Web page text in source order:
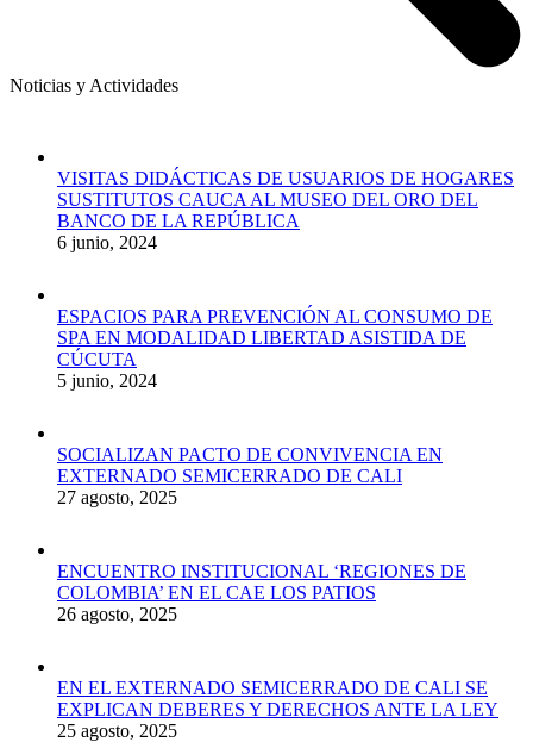
Noticias y Actividades
VISITAS DIDÁCTICAS DE USUARIOS DE HOGARES
SUSTITUTOS CAUCA AL MUSEO DEL ORO DEL
BANCO DE LA REPÚBLICA
6 junio, 2024
ESPACIOS PARA PREVENCIÓN AL CONSUMO DE
SPA EN MODALIDAD LIBERTAD ASISTIDA DE
CÚCUTA
5 junio, 2024
SOCIALIZAN PACTO DE CONVIVENCIA EN
EXTERNADO SEMICERRADO DE CALI
27 agosto, 2025
ENCUENTRO INSTITUCIONAL ‘REGIONES DE
COLOMBIA’ EN EL CAE LOS PATIOS
26 agosto, 2025
EN EL EXTERNADO SEMICERRADO DE CALI SE
EXPLICAN DEBERES Y DERECHOS ANTE LA LEY
25 agosto, 2025